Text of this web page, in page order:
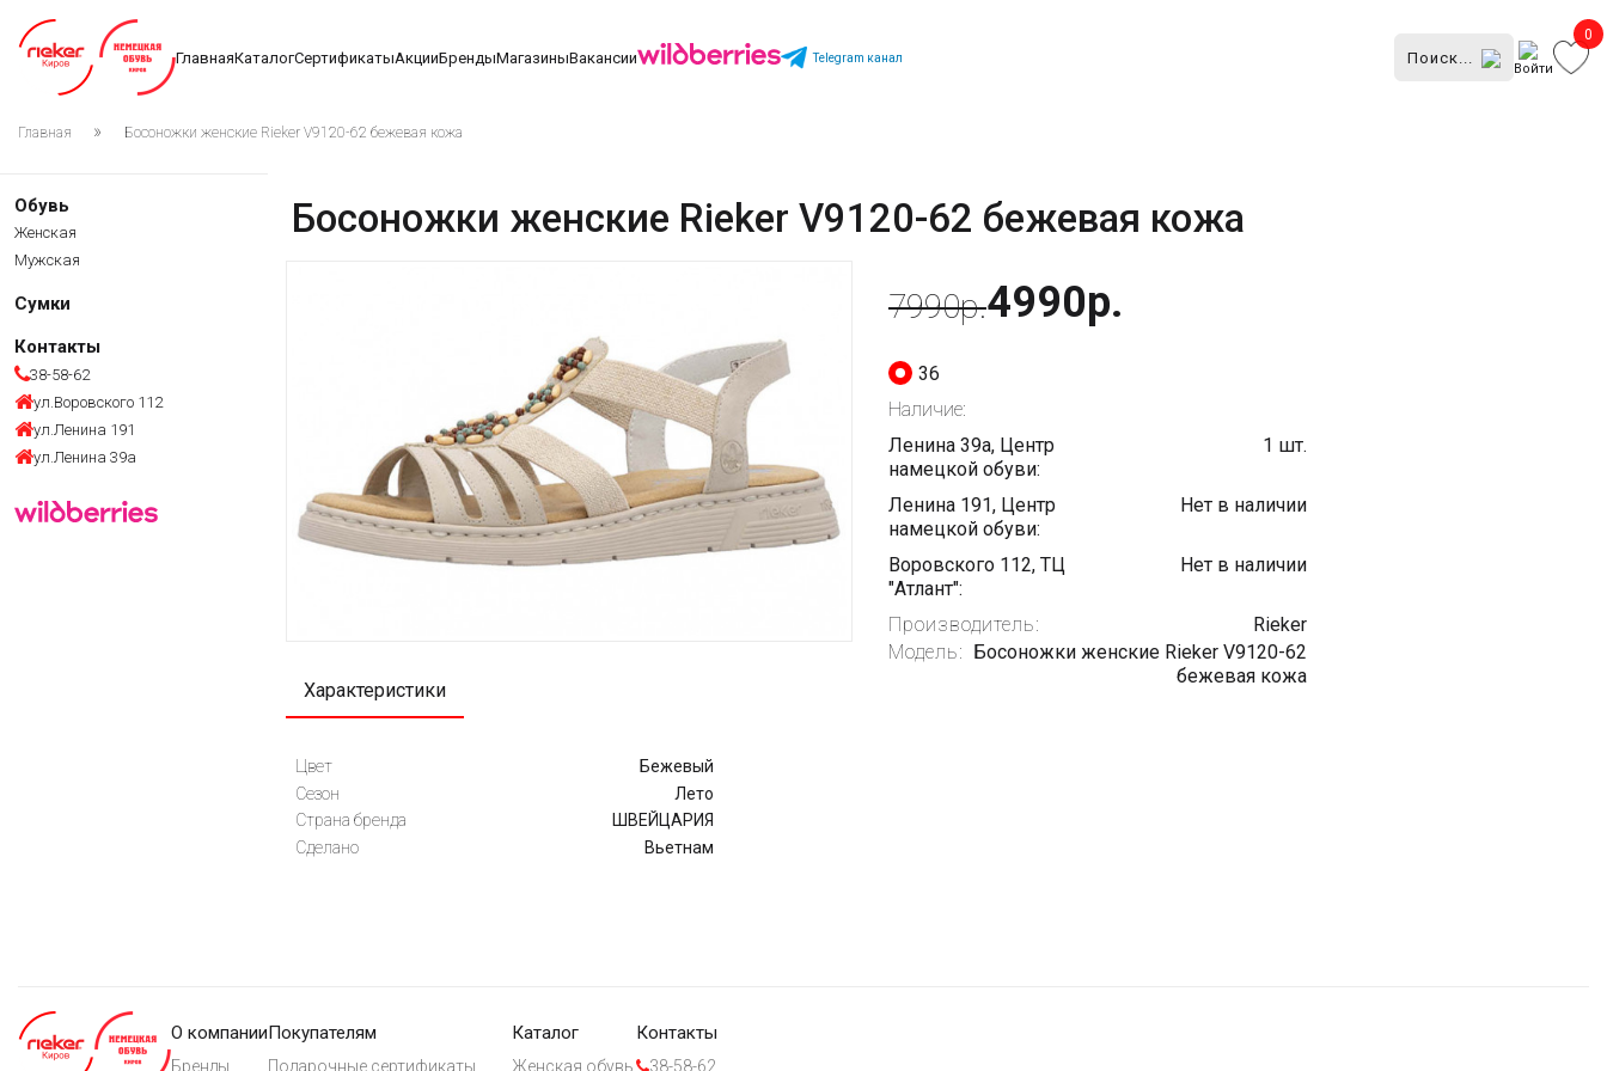
ГлавнаяКаталогСертификатыАкцииБрендыМагазиныВакансии Telegram канал
Войти
0
Главная Босоножки женские Rieker V9120-62 бежевая кожа
Обувь
Женская
Мужская
Сумки
Контакты
38-58-62
ул.Воровского 112
ул.Ленина 191
ул.Ленина 39а
Босоножки женские Rieker V9120-62 бежевая кожа
Характеристики
Цвет
Бежевый
Сезон
Лето
Страна бренда
ШВЕЙЦАРИЯ
Сделано
Вьетнам
7990р.4990р.
36
Наличие:
Ленина 39а, Центр
намецкой обуви:
1 шт.
Ленина 191, Центр
намецкой обуви:
Нет в наличии
Воровского 112, ТЦ
"Атлант":
Нет в наличии
Производитель:
Rieker
Модель: Босоножки женские Rieker V9120-62
бежевая кожа
О компании
Бренды
Покупателям
Подарочные сертификаты
Каталог
Женская обувь
Контакты
38-58-62